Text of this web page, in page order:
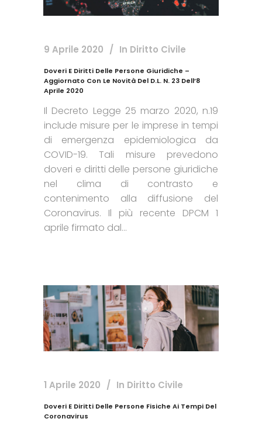
9 Aprile 2020 In Diritto Civile
Doveri E Diritti Delle Persone Giuridiche –
Aggiornato Con Le Novità Del D.L. N. 23 Dell’8
Aprile 2020
Il Decreto Legge 25 marzo 2020, n.19
include misure per le imprese in tempi
di emergenza epidemiologica da
COVID-19. Tali misure prevedono
doveri e diritti delle persone giuridiche
nel clima di contrasto e
contenimento alla diffusione del
Coronavirus. Il più recente DPCM 1
aprile firmato dal...
1 Aprile 2020 In Diritto Civile
Doveri E Diritti Delle Persone Fisiche Ai Tempi Del
Coronavirus